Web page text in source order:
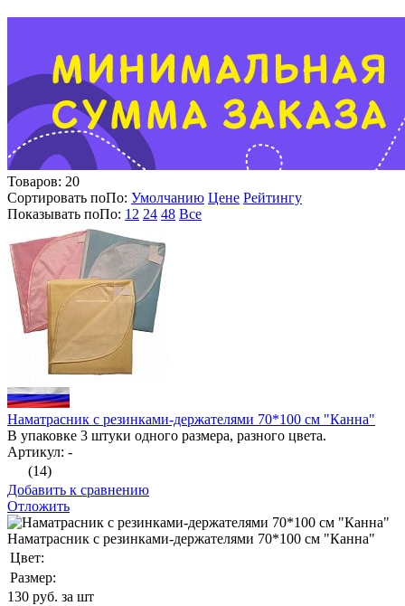
Товаров: 20
Сортировать поПо: Умолчанию Цене Рейтингу
Показывать поПо: 12 24 48 Все
Наматрасник с резинками-держателями 70*100 см "Канна"
В упаковке 3 штуки одного размера, разного цвета.
Артикул: -
(14)
Добавить к сравнению
Отложить
Наматрасник с резинками-держателями 70*100 см "Канна"
Цвет:
Размер:
130 руб. за шт